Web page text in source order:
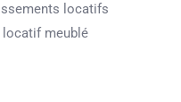
locatifs
locatif meublé